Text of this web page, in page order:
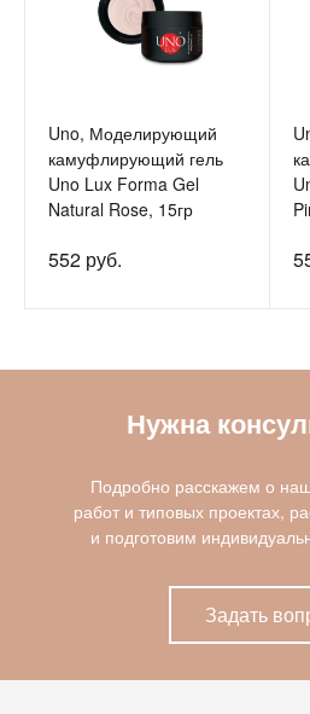
Uno, Моделирующий
камуфлирующий гель
Uno Lux Forma Gel
Natural Rose, 15гр
552 руб.
Нужна
Подробно расскажем о
работ и типовых проектах,
и подготовим
Задать